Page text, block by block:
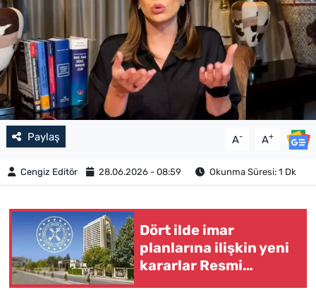
Paylaş A- A+
Cengiz Editör 28.06.2026 - 08:59 Okunma Süresi: 1 Dk
Dört ilde imar
planlarına ilişkin yeni
kararlar Resmi